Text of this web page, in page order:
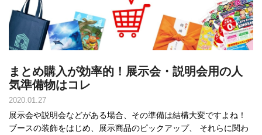
まとめ購入が効率的！展示会・説明会用の人
気準備物はコレ
2020.01.27
展示会や説明会などがある場合、その準備は結構大変ですよね！
ブースの装飾をはじめ、展示商品のピックアップ、 それらに関わ